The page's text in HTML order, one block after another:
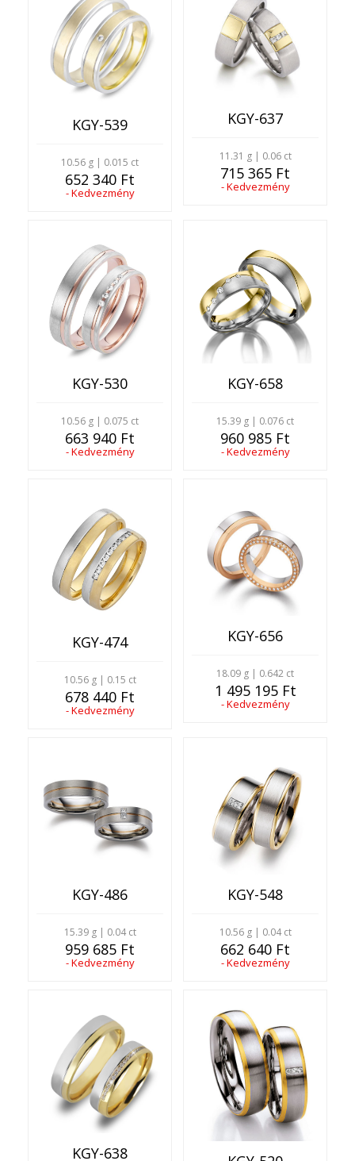
KGY-539
10.56 g | 0.015 ct
652 340 Ft
- Kedvezmény
KGY-637
11.31 g | 0.06 ct
715 365 Ft
- Kedvezmény
KGY-530
10.56 g | 0.075 ct
663 940 Ft
- Kedvezmény
KGY-658
15.39 g | 0.076 ct
960 985 Ft
- Kedvezmény
KGY-474
10.56 g | 0.15 ct
678 440 Ft
- Kedvezmény
KGY-656
18.09 g | 0.642 ct
1 495 195 Ft
- Kedvezmény
KGY-486
15.39 g | 0.04 ct
959 685 Ft
- Kedvezmény
KGY-548
10.56 g | 0.04 ct
662 640 Ft
- Kedvezmény
KGY-638